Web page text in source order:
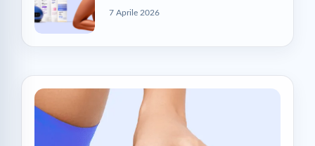
7 Aprile 2026